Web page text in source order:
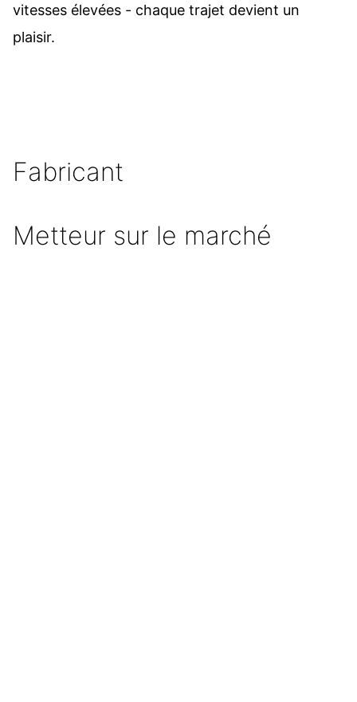
vitesses élevées - chaque trajet devient un
plaisir.
Fabricant
Metteur sur le marché